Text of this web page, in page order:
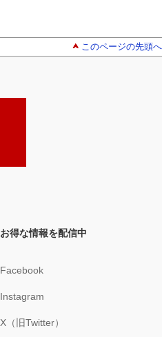
このページの先頭へ
お得な情報を配信中
Facebook
Instagram
X（旧Twitter）